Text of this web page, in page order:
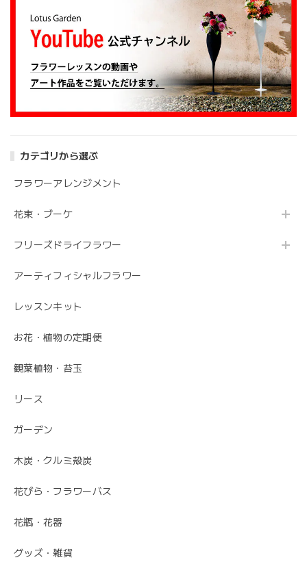
カテゴリから選ぶ
フラワーアレンジメント
花束・ブーケ
フリーズドライフラワー
アーティフィシャルフラワー
レッスンキット
お花・植物の定期便
観葉植物・苔玉
リース
ガーデン
木炭・クルミ殻炭
花びら・フラワーバス
花瓶・花器
グッズ・雑貨
大変嬉しいレビューありがとうございます。 お
姉さんも喜んでくださり安心しました。 また、
アンティークブーケ（カビン付き）
丁寧に梱包されていて、 配送の問題は特にありませんでし
ます。 今後も利用したい信頼のおける花屋さんです。
うれしいお返事ありがとうございました。 スタ
お花をお作りさせて頂きますので よろしくお願
お願いします。 岩岡
の為にこれからも喜ばれるお花を お届けさせて